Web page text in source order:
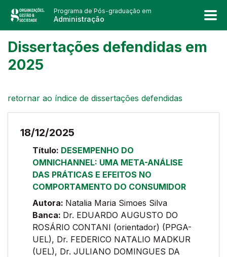
Programa de Pós-graduação em
Administração
Dissertações defendidas em
2025
retornar ao índice de dissertações defendidas
18/12/2025
Título: DESEMPENHO DO
OMNICHANNEL: UMA META-ANÁLISE
DAS PRÁTICAS E EFEITOS NO
COMPORTAMENTO DO CONSUMIDOR
Autora: Natalia Maria Simoes Silva
Banca: Dr. EDUARDO AUGUSTO DO
ROSÁRIO CONTANI (orientador) (PPGA-
UEL), Dr. FEDERICO NATALIO MADKUR
(UEL), Dr. JULIANO DOMINGUES DA